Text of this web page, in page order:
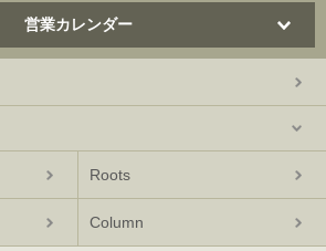
営業カレンダー
Roots
Column